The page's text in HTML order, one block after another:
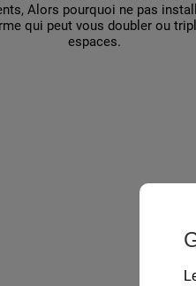
Alors pourquoi ne pas
qui peut vous doubler ou
espaces.